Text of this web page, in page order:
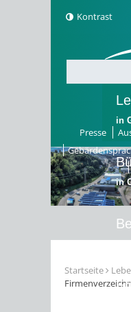
Kontrast
Presse
in
in
Startseite